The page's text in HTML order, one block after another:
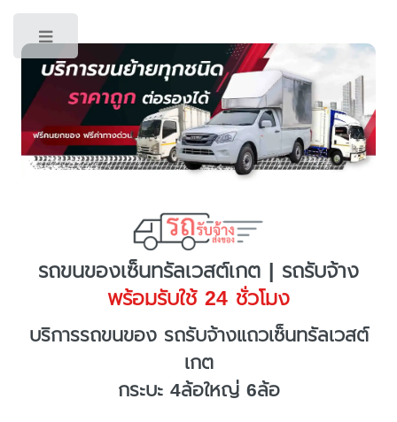
รถขนของเซ็นทรัลเวสต์เกต | รถรับจ้าง
พร้อมรับใช้ 24 ชั่วโมง
บริการรถขนของ รถรับจ้างแถวเซ็นทรัลเวสต์
เกต
กระบะ 4ล้อใหญ่ 6ล้อ
Toggle